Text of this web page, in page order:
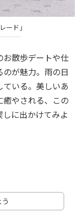
ード」
散歩デートや仕
が魅力。雨の日
いる。美しいあ
癒やされる、この
に出かけてみよ